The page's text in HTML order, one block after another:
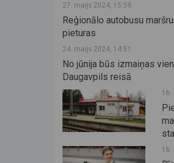
27. maijs 2024, 15:59
Reģionālo autobusu
pieturas
24. maijs 2024, 14:51
No jūnija būs izmaiņas
Daugavpils reisā
16.
16.